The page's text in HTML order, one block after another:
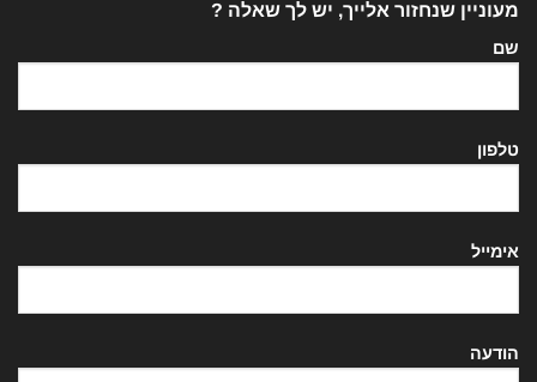
מעוניין שנחזור אלייך, יש לך שאלה ?
שם
טלפון
אימייל
הודעה